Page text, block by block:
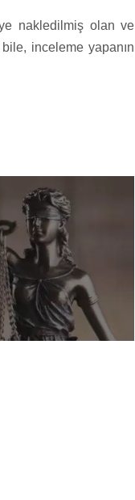
nakledilmiş olan ve
inceleme yapanın